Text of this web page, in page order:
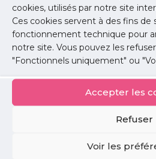
cookies, utilisés par notre site
Ces cookies servent à des fins de
fonctionnement technique pour
notre site. Vous pouvez les
"Fonctionnels uniquement" ou
Accepter les
Refuser
Voir les
Publié le : 16 novembre 2023
Partager cet article :
annonces